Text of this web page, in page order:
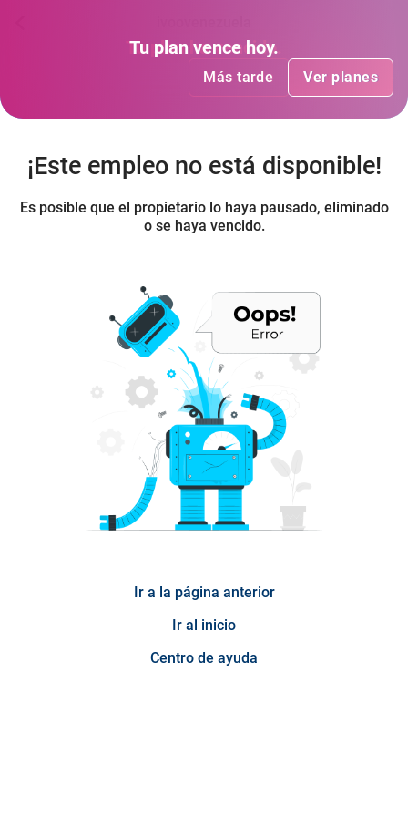
Tu plan ha vencido.
Más tarde Ver planes
Tu plan vence hoy.
Más tarde Ver planes
¡Este empleo no está disponible!
Es posible que el propietario lo haya pausado, eliminado
o se haya vencido.
Ir a la página anterior
Ir al inicio
Centro de ayuda